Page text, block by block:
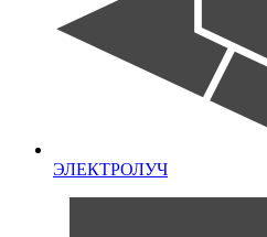
ЭЛЕКТРОЛУЧ